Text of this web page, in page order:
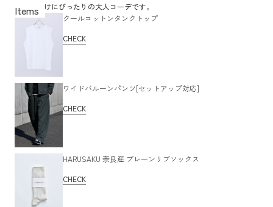
のお出かけにぴったりの大人コーデです。
クールコットンタンクトップ
CHECK
ワイドバルーンパンツ[セットアップ対応]
CHECK
HARUSAKU 奈良産 プレーンリブソックス
CHECK